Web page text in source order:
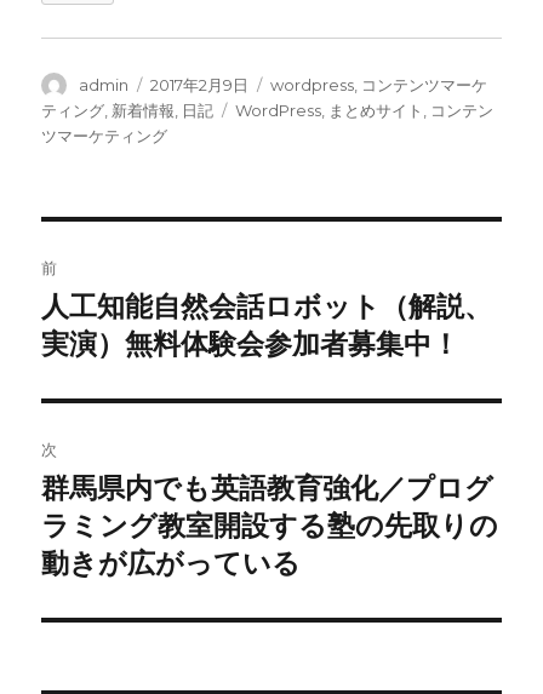
投
稿
者
admin
投
稿
日:
2017年2月9日
カ
テ
wordpress コンテンツマーケ
ティング 新着情報 日記
タ
WordPress まとめサイト
コンテン
ツマーケティング
稿
ナ
ビ
ゲ
ー
シ
前
前
の
稿:
人工知能自然会話ロボット（解説、
実演）無料体験会参加者募集中！
次
次
の
投
群馬県内でも英語教育強化／プログ
ラミング教室開設する塾の先取りの
動きが広がっている